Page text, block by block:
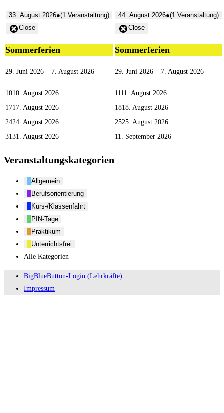
33. August 2026●(1 Veranstaltung)
Close
Sommerferien
29. Juni 2026 – 7. August 2026
44. August 2026●(1 Veranstaltung)
Close
Sommerferien
29. Juni 2026 – 7. August 2026
1010. August 2026 11 11. August 2026
1717. August 2026 1818. August 2026
2424. August 2026 2525. August 2026
31 31. August 2026 1 1. September 2026
Veranstaltungskategorien
Allgemein
Berufsorientierung
Kurs-/Klassenfahrt
PIN-Tage
Praktikum
Unterrichtsfrei
Alle Kategorien
BigBlueButton-Login (Lehrkräfte)
Impressum